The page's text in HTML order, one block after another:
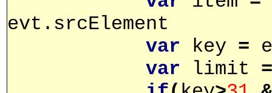
evt.srcElement
var key =
var limit =